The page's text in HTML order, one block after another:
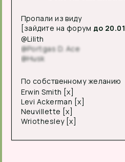
Пропали из виду
[зайдите на форум до 20.01
@Lilith
@Portgas D. Ace
@Husk
По собственному желанию
Erwin Smith [x]
Levi Ackerman [x]
Neuvillette [x]
Wriothesley [x]